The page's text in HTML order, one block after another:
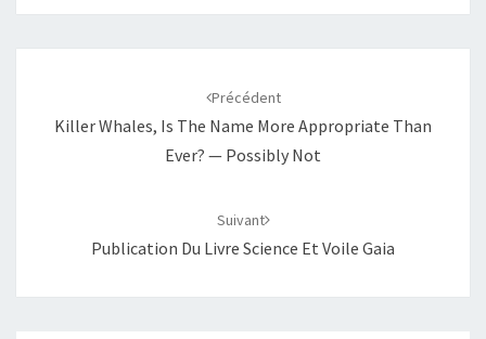
Précédent
Killer Whales, Is The Name More Appropriate Than
Ever? — Possibly Not
Suivant
Publication Du Livre Science Et Voile Gaia